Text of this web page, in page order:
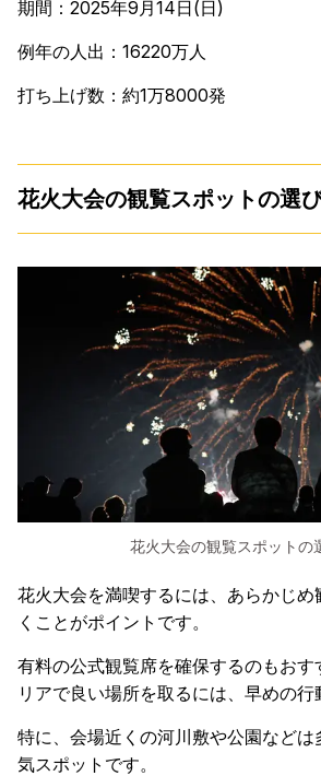
期間：2025年9月14日(日)
例年の人出：16220万人
打ち上げ数：約1万8000発
花火大会の観覧スポットの選
花火大会の観覧スポットの
花火大会を満喫するには、あらかじめ
くことがポイントです。
有料の公式観覧席を確保するのもおす
リアで良い場所を取るには、早めの行
特に、会場近くの河川敷や公園などは
気スポットです。